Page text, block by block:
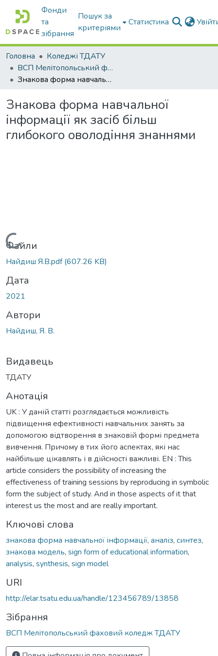
Фонди
та
зібрання
Пошук за
критеріями
Статистика
Головна
Коледжі ТДАТУ
ВСП Мелітопольський фаховий коледж ТДАТУ
Знакова форма навчальної інформації як засіб більш глибокого оволодіння знаннями
Знакова форма навчальної
інформації як засіб більш
глибокого оволодіння знаннями
Вантажиться...
Файли
Найдиш Я.В.pdf(607.26 KB)
Дата
2021
Автори
Найдиш, Я. В.
Видавець
ТДАТУ
Анотація
UK : У даній статті розглядається можливість
підвищення ефективності навчальних занять за
допомогою відтворення в знаковій формі предмета
вивчення. Причому в тих його аспектах, які нас
найбільше цікавлять і в дійсності важливі. EN : This
article considers the possibility of increasing the
effectiveness of training sessions by reproducing in symbolic
form the subject of study. And in those aspects of it that
interest us the most and are really important.
Ключові слова
знакова форма навчальної інформації, аналіз, синтез,
знакова модель, sign form of educational information,
analysis, synthesis, sign model
URI
http://elar.tsatu.edu.ua/handle/123456789/13858
Зібрання
ВСП Мелітопольський фаховий коледж ТДАТУ